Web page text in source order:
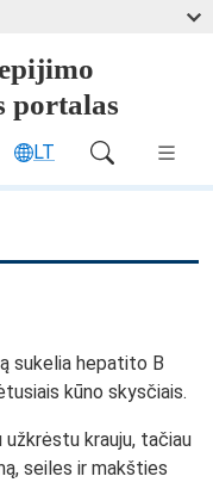
pagrindinio turinio
portalas
LT
sukelia hepatito B
kūno skysčiais.
užkrėstu krauju, tačiau
seiles ir makšties